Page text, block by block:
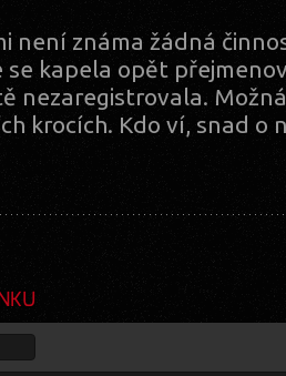
není známa žádná
se kapela opět
nezaregistrovala.
krocích. Kdo ví, snad o